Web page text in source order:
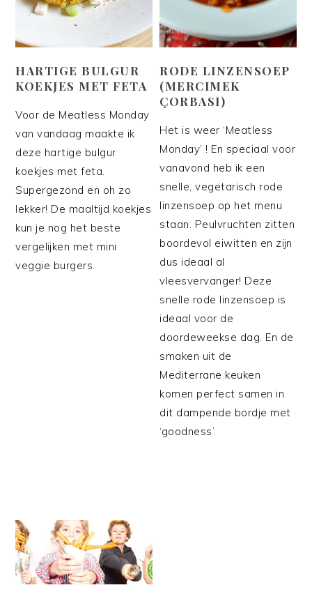
HARTIGE BULGUR
KOEKJES MET FETA
Voor de Meatless Monday
van vandaag maakte ik
deze hartige bulgur
koekjes met feta.
Supergezond en oh zo
lekker! De maaltijd koekjes
kun je nog het beste
vergelijken met mini
veggie burgers.
RODE LINZENSOEP
(MERCIMEK
ÇORBASI)
Het is weer ‘Meatless
Monday’ ! En speciaal voor
vanavond heb ik een
snelle, vegetarisch rode
linzensoep op het menu
staan. Peulvruchten zitten
boordevol eiwitten en zijn
dus ideaal al
vleesvervanger! Deze
snelle rode linzensoep is
ideaal voor de
doordeweekse dag. En de
smaken uit de
Mediterrane keuken
komen perfect samen in
dit dampende bordje met
‘goodness’.